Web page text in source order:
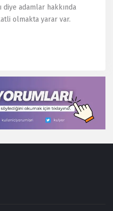
diye adamlar hakkında
olmakta yarar var.